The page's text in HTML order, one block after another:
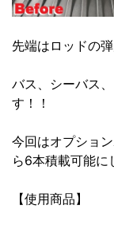
先端はロッドの
バス、シーバス
す！！
今回はオプショ
ら6本積載可能に
【使用商品】